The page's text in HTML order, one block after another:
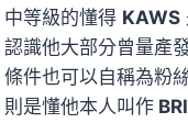
中等級的懂得 KAWS
認識他大部分曾量產
條件也可以自稱為粉
則是懂他本人叫作